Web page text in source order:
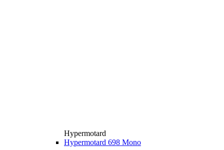
Hypermotard
Hypermotard 698 Mono